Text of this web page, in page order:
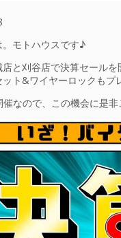
モトハウスです♪
と刈谷店で決算セール
ト&ワイヤーロックもプ
催なので、この機会に是